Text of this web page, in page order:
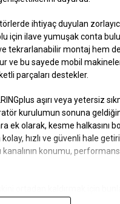
ihtiyaç duyulan
için ilave yumuşak conta
tekrarlanabilir montaj hem
bu sayede mobil
parçaları destekler.
aşırı veya yetersiz
kurulumun sonuna
ek olarak, kesme halkasını
hızlı ve güvenli hale
kanalının konumu,